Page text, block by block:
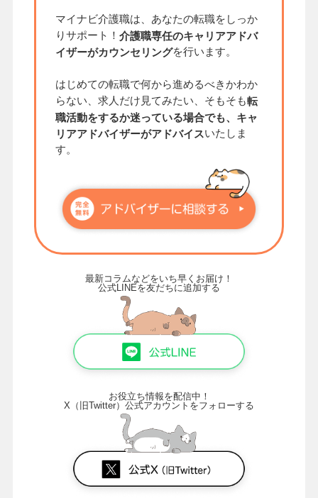
マイナビ介護職は、あなたの転職をしっか
りサポート！ 介護職専任のキャリアアドバ
イザーがカウンセリングを行います。
はじめての転職で何から進めるべきかわか
らない、求人だけ見てみたい、そもそも転
職活動をするか迷っている場合でも、キャ
リアアドバイザーがアドバイスいたしま
す。
最新コラムなどをいち早くお届け！
公式LINEを友だちに追加する
お役立ち情報を配信中！
X（旧Twitter）公式アカウントをフォローする